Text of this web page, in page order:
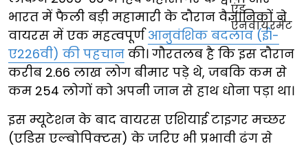
भारत में फैली बड़ी महामारी के दौरान वैज्ञानिकों ने
वायरस में एक महत्वपूर्णआनुवंशिक बदलाव (ई1-
ए226वी) की पहचान की। गौरतलब है कि इस दौरान
करीब 2.66 लाख लोग बीमार पड़े थे, जबकि कम से
कम 254 लोगों को अपनी जान से हाथ धोना पड़ा था।
इस म्यूटेशन के बाद वायरस एशियाई टाइगर मच्छर
(एडिस एल्बोपिक्टस) के जरिए भी प्रभावी ढंग से